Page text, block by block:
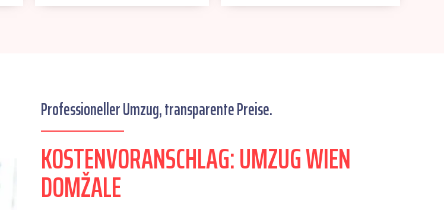
Professioneller Umzug, transparente Preise.
KOSTENVORANSCHLAG: UMZUG WIEN
DOMŽALE